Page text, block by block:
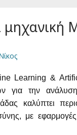
μηχανική
Learning &
για την
καλύπτει
με